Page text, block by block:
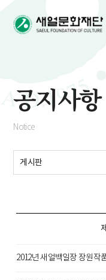
공지사항
Notice
게시판
2012년 새얼백일장 장원작